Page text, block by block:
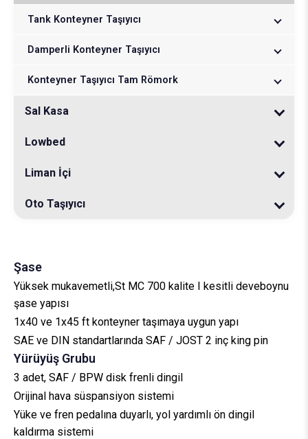
Tank Konteyner Taşıyıcı
20 ft Tank Konteyner Taşıyıcı
Uzun Wheelbase 20 ft Tank Konteyner Taşıyıcı
Damperli Konteyner Taşıyıcı
20 ft Damperli Konteyner Taşıyıcı
30-40 ft Damperli Konteyner Taşıyıcı
Konteyner Taşıyıcı Tam Römork
3 Akslı Konteyner Taşıyıcı Tam Römork
Sal Kasa
Hafif Platform Sal Kasa
Kapaklı Sal Kasa
Ağır Tip Sal Kasa
Lowbed
2 Akslı Lowbed
3 Akslı Lowbed
Liman İçi
Mekanik Süspansiyonlu Liman İçi Aktarma Römorku
Roll Treyler
Oto Taşıyıcı
8 Araç Oto Taşıyıcı
Şase
Yüksek mukavemetli,St MC 700 kalite I kesitli deveboynu
şase yapısı
1x40 ve 1x45 ft konteyner taşımaya uygun yapı
SAE ve DIN standartlarında SAF / JOST 2 inç king pin
Yürüyüş Grubu
3 adet, SAF / BPW disk frenli dingil
Orijinal hava süspansiyon sistemi
Yüke ve fren pedalına duyarlı, yol yardımlı ön dingil
kaldırma sistemi